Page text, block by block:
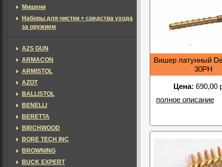
Вишер латунный
30PH
Цена: 690,00
полное описание
Мишени
Наборы для чистки + средства ухода
за оружием
A2S GUN
ARMACON
ARMISTOL
AZOT
BALLISTOL
BENELLI
BERETTA
BIRCHWOOD
BORE TECH INC
BROWNING
BUCK EXPERT